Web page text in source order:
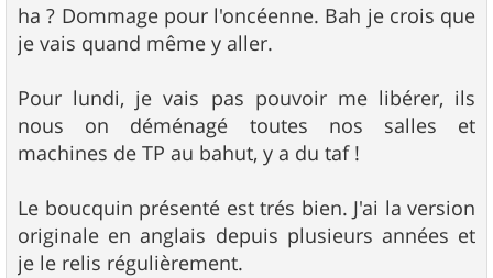
s
s
a
ha ? Dommage pour l'oncéenne. Bah je crois que
je vais quand même y aller.
Pour lundi, je vais pas pouvoir me libérer, ils
nous on déménagé toutes nos salles et
machines de TP au bahut, y a du taf !
Le boucquin présenté est trés bien. J'ai la version
originale en anglais depuis plusieurs années et
je le relis régulièrement.